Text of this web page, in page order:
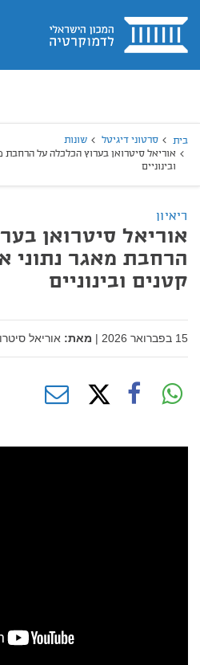
בית
בית סרטוני דיגיטל
שונות
אוריאל סיטרואן בערוץ הכלכלה על הרחבת
ובינוניים
ריאיון
אוריאל סיטרואן
הרחבת מאגר נתוני
קטנים ובינוניים
15 בפברואר 2026 | מאת: אוריאל